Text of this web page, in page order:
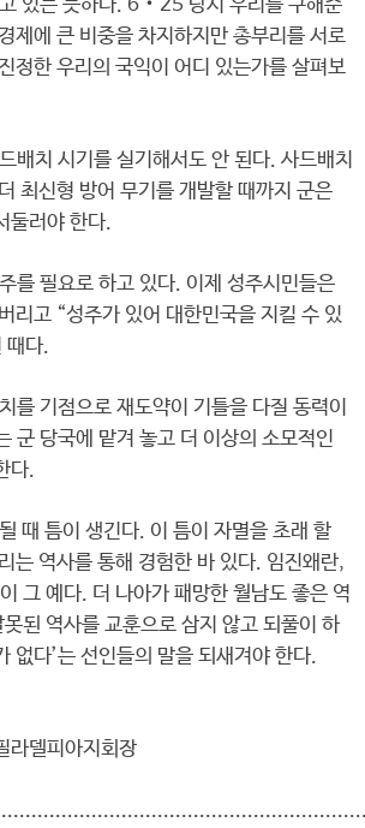
있는 듯하다. 6‧25 당시 우리를 구해준
제에 큰 비중을 차지하지만 총부리를 서로
정한 우리의 국익이 어디 있는가를 살펴보
배치 시기를 실기해서도 안 된다. 사드배치
최신형 방어 무기를 개발할 때까지 군은
둘러야 한다.
를 필요로 하고 있다. 이제 성주시민들은
리고 “성주가 있어 대한민국을 지킬 수 있
때다.
를 기점으로 재도약이 기틀을 다질 동력이
군 당국에 맡겨 놓고 더 이상의 소모적인
다.
때 틈이 생긴다. 이 틈이 자멸을 초래 할
는 역사를 통해 경험한 바 있다. 임진왜란,
그 예다. 더 나아가 패망한 월남도 좋은 역
된 역사를 교훈으로 삼지 않고 되풀이 하
없다’는 선인들의 말을 되새겨야 한다.
라델피아지회장